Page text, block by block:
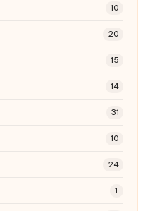
10
20
15
14
31
10
24
1